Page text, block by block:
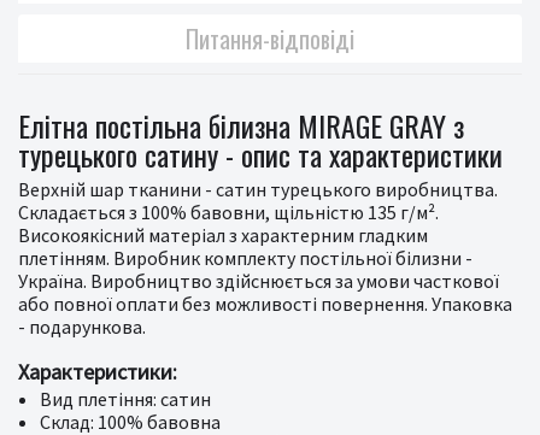
Питання-відповіді
Елітна постільна білизна MIRAGE GRAY з
турецького сатину - опис та характеристики
Верхній шар тканини - сатин турецького виробництва.
Складається з 100% бавовни, щільністю 135 г/м².
Високоякісний матеріал з характерним гладким
плетінням. Виробник комплекту постільної білизни -
Україна. Виробництво здійснюється за умови часткової
або повної оплати без можливості повернення. Упаковка
- подарункова.
Характеристики:
Вид плетіння: сатин
Склад: 100% бавовна